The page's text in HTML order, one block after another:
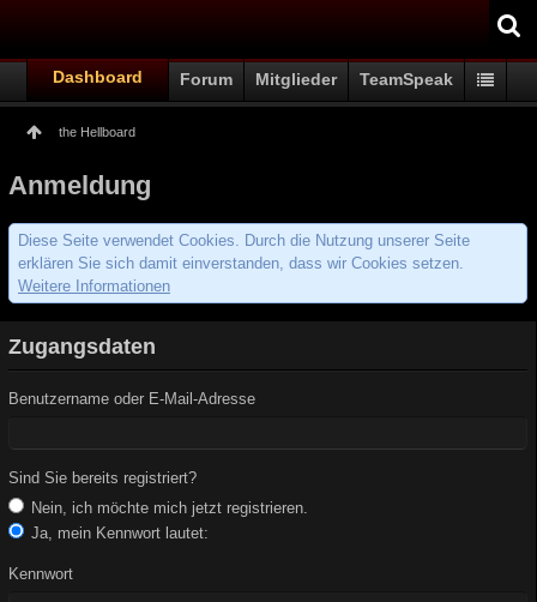
Dashboard Forum Mitglieder TeamSpeak
the Hellboard
Anmeldung
Diese Seite verwendet Cookies. Durch die Nutzung unserer Seite
erklären Sie sich damit einverstanden, dass wir Cookies setzen.
Weitere Informationen
Zugangsdaten
Benutzername oder E-Mail-Adresse
Sind Sie bereits registriert?
Nein, ich möchte mich jetzt registrieren.
Ja, mein Kennwort lautet:
Kennwort